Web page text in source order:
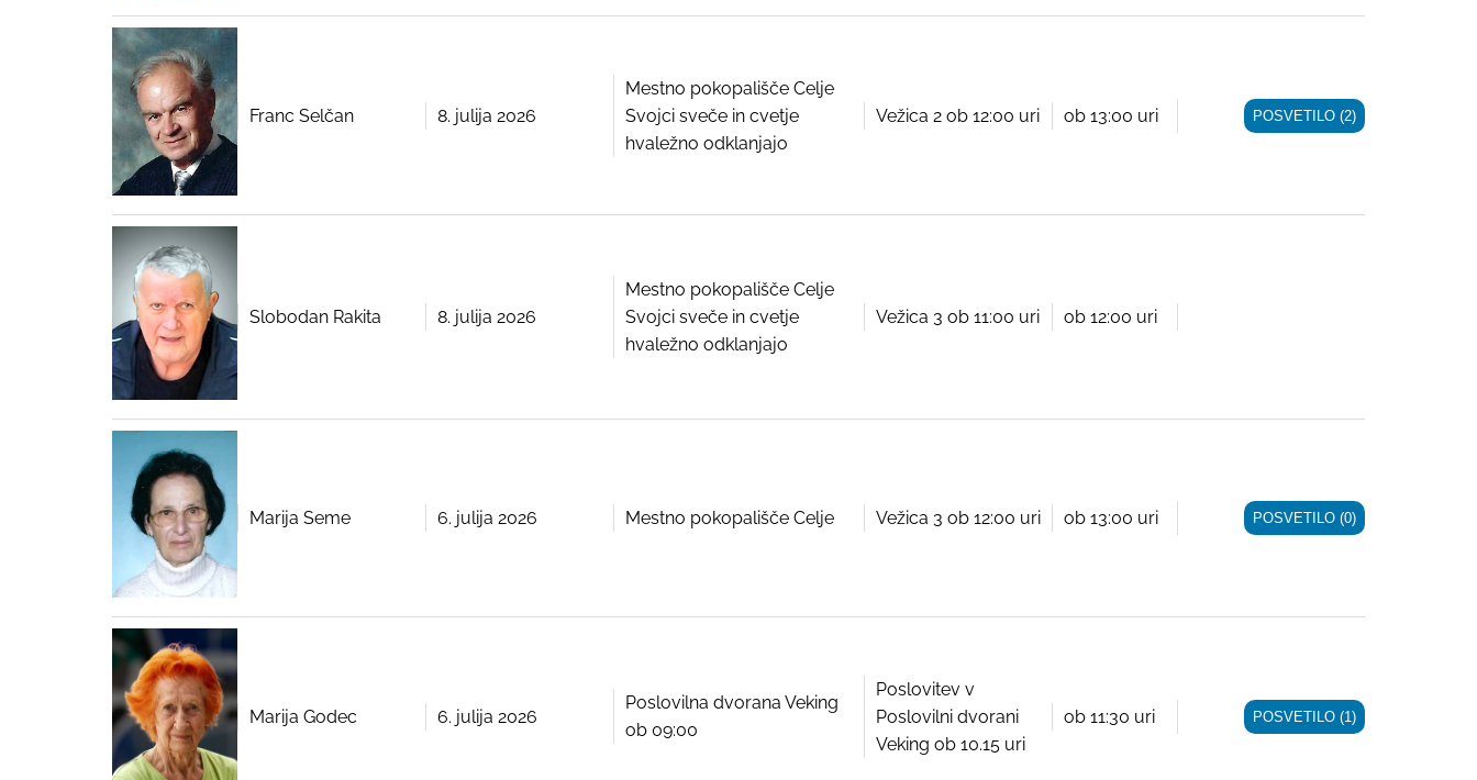
Franc Selčan 8. julija 2026
Mestno pokopališče Celje
Svojci sveče in cvetje
hvaležno odklanjajo
Vežica 2 ob 12:00 uri ob 13:00 uri POSVETILO (2)
Slobodan Rakita 8. julija 2026
Mestno pokopališče Celje
Svojci sveče in cvetje
hvaležno odklanjajo
Vežica 3 ob 11:00 uri ob 12:00 uri
Marija Seme 6. julija 2026 Mestno pokopališče Celje Vežica 3 ob 12:00 uri ob 13:00 uri POSVETILO (0)
Marija Godec 6. julija 2026
Poslovilna dvorana Veking
ob 09:00
Poslovitev v
Poslovilni dvorani
Veking ob 10.15 uri
ob 11:30 uri POSVETILO (1)